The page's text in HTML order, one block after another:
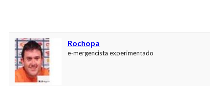
Rochopa
e-mergencista experimentado